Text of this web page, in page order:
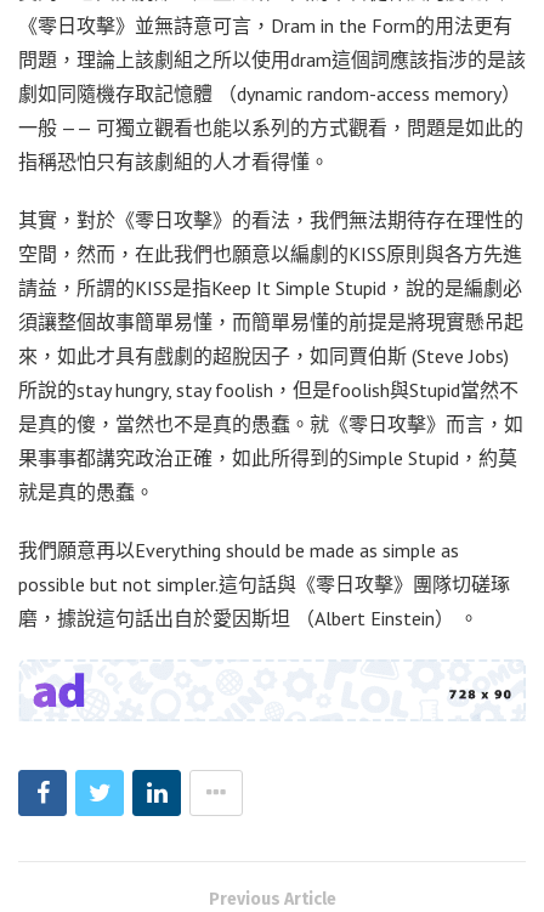
《零日攻擊》並無詩意可言，Dram in the Form的用法更有
問題，理論上該劇組之所以使用dram這個詞應該指涉的是該
劇如同隨機存取記憶體 （dynamic random-access memory）
一般 —— 可獨立觀看也能以系列的方式觀看，問題是如此的
指稱恐怕只有該劇組的人才看得懂。
其實，對於《零日攻擊》的看法，我們無法期待存在理性的
空間，然而，在此我們也願意以編劇的KISS原則與各方先進
請益，所謂的KISS是指Keep It Simple Stupid，說的是編劇必
須讓整個故事簡單易懂，而簡單易懂的前提是將現實懸吊起
來，如此才具有戲劇的超脫因子，如同賈伯斯 (Steve Jobs)
所說的stay hungry, stay foolish，但是foolish與Stupid當然不
是真的傻，當然也不是真的愚蠢。就《零日攻擊》而言，如
果事事都講究政治正確，如此所得到的Simple Stupid，約莫
就是真的愚蠢。
我們願意再以Everything should be made as simple as
possible but not simpler.這句話與《零日攻擊》團隊切磋琢
磨，據說這句話出自於愛因斯坦 （Albert Einstein） 。
Previous Article